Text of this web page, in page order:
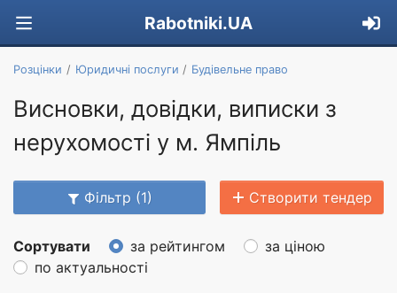
Rabotniki.UA
Розцінки Юридичні послуги Будівельне право
Висновки, довідки, виписки з
нерухомості у м. Ямпіль
Фільтр (1) Створити тендер
Сортувати за рейтингом
за ціною
по актуальності